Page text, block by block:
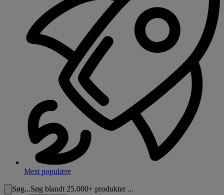
Mest populære
Søg...Søg blandt 25.000+ produkter ...